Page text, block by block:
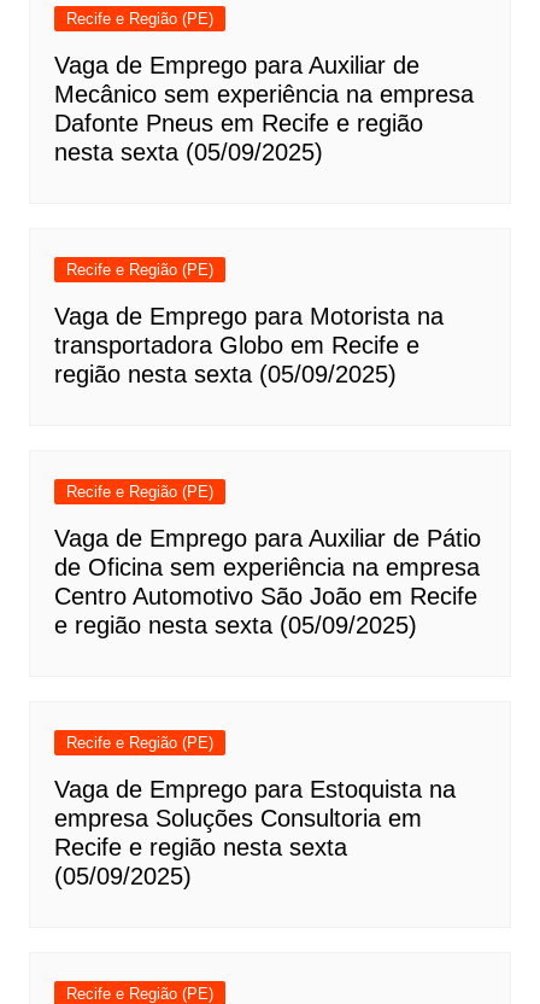
Recife e Região (PE)
Vaga de Emprego para Auxiliar de
Mecânico sem experiência na empresa
Dafonte Pneus em Recife e região
nesta sexta (05/09/2025)
Recife e Região (PE)
Vaga de Emprego para Motorista na
transportadora Globo em Recife e
região nesta sexta (05/09/2025)
Recife e Região (PE)
Vaga de Emprego para Auxiliar de Pátio
de Oficina sem experiência na empresa
Centro Automotivo São João em Recife
e região nesta sexta (05/09/2025)
Recife e Região (PE)
Vaga de Emprego para Estoquista na
empresa Soluções Consultoria em
Recife e região nesta sexta
(05/09/2025)
Recife e Região (PE)